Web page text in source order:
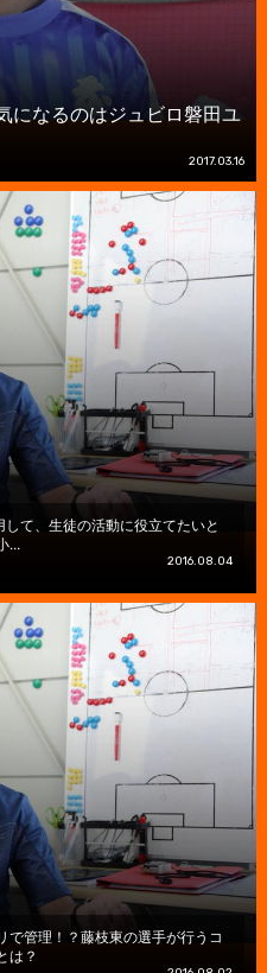
になるのはジュビロ磐田ユ
2017.03.16
して、生徒の活動に役立てたいと
...
2016.08.04
で管理！？藤枝東の選手が行うコ
は？